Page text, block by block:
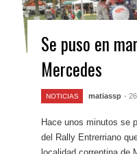
Se puso en
Mercedes
NOTICIAS matiassp -
Hace unos minutos se
del Rally Entrerriano